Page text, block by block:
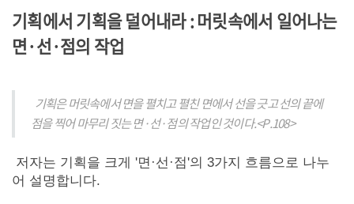
기획에서 기획을 덜어내라 : 머릿속에서 일어나는
면·선·점의 작업
기획은 머릿속에서 면을 펼치고 펼친 면에서 선을 긋고 선의 끝에
점을 찍어 마무리 짓는 면·선·점의 작업인 것이다.<P.108>
저자는 기획을 크게 '면·선·점'의 3가지 흐름으로 나누
어 설명합니다.